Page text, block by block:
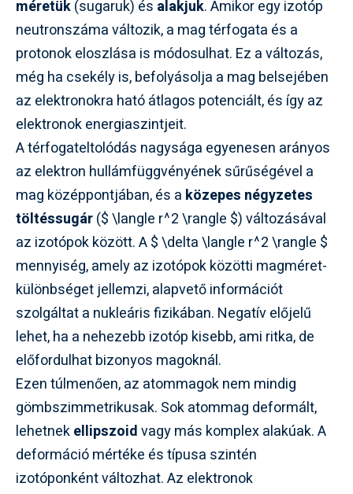
méretük(sugaruk) és alakjuk. Amikor egy izotóp
neutronszáma változik, a mag térfogata és a
protonok eloszlása is módosulhat. Ez a változás,
még ha csekély is, befolyásolja a mag belsejében
az elektronokra ható átlagos potenciált, és így az
elektronok energiaszintjeit.
A térfogateltolódás nagysága egyenesen arányos
az elektron hullámfüggvényének sűrűségével a
mag középpontjában, és a közepes négyzetes
töltéssugár($ \langle r^2 \rangle $) változásával
az izotópok között. A $ \delta \langle r^2 \rangle $
mennyiség, amely az izotópok közötti magméret-
különbséget jellemzi, alapvető információt
szolgáltat a nukleáris fizikában. Negatív előjelű
lehet, ha a nehezebb izotóp kisebb, ami ritka, de
előfordulhat bizonyos magoknál.
Ezen túlmenően, az atommagok nem mindig
gömbszimmetrikusak. Sok atommag deformált,
lehetnekellipszoidvagy más komplex alakúak. A
deformáció mértéke és típusa szintén
izotóponként változhat. Az elektronok